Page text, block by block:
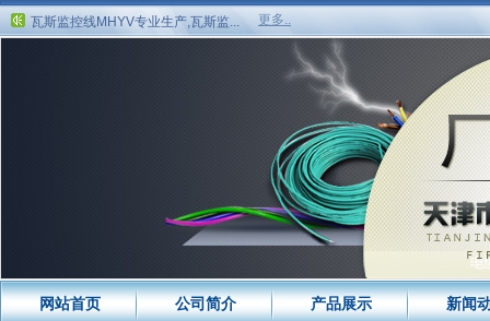
瓦斯监控线MHYV专业生产,瓦斯监...
HYA通信电缆，HYA通信电缆结构,H...
矿用电话线MHYV八折销售矿用电话...
HYA通信电缆八折销售HYA通信电缆...
矿用电话线MHYV打折促销，矿用电...
HYA电缆八折优惠，HYA电缆打折促...
更多..
网站首页 公司简介 产品展示 新闻